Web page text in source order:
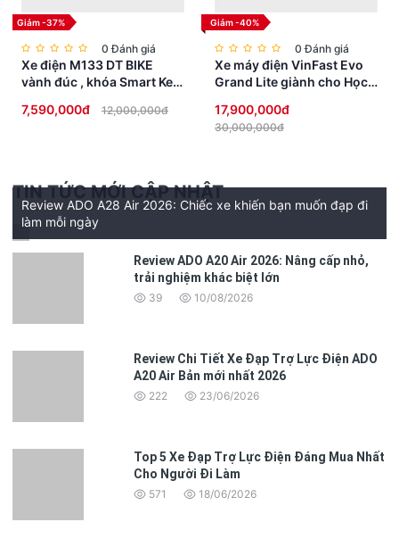
Điều chỉnh lực siết dễ dàng.
Duy trì độ ổn định lâu dài.
Trải nghiệm gấp gọn thực tế
Giảm -37%
0 Đánh giá
Xe điện M133 DT BIKE
vành đúc , khóa Smart Key
cao cấp
7,590,000đ 12,000,000đ
Giảm -40%
0 Đánh giá
Xe máy điện VinFast Evo
Grand Lite giành cho Học
17,900,000đ
30,000,000đ
TIN TỨC MỚI CẬP NHẬT
Review ADO A28 Air 2026: Chiếc xe khiến bạn muốn đạp đi
làm mỗi ngày
Review ADO A20 Air 2026: Nâng cấp nhỏ,
trải nghiệm khác biệt lớn
39 10/08/2026
Review Chi Tiết Xe Đạp Trợ Lực Điện ADO
A20 Air Bản mới nhất 2026
222 23/06/2026
Top 5 Xe Đạp Trợ Lực Điện Đáng Mua Nhất
Cho Người Đi Làm
571 18/06/2026